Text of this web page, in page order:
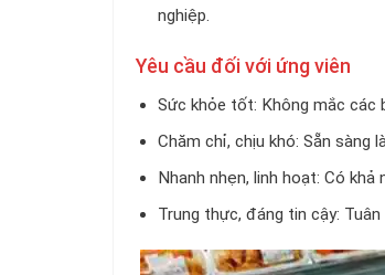
nghiệp.
Yêu cầu đối với ứng viên
Sức khỏe tốt: Không mắc các
Chăm chỉ, chịu khó: Sẵn
Nhanh nhẹn, linh hoạt: Có
Trung thực, đáng tin cậy: